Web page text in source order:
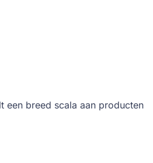
breed scala aan producten